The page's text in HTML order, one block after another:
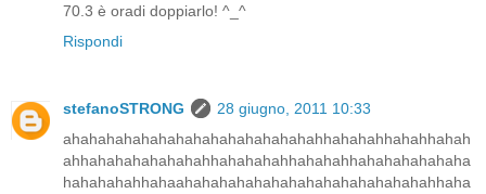
70.3 è oradi doppiarlo! ^_^
Rispondi
stefanoSTRONG
28 giugno, 2011 10:33
ahahahahahahahahahahahahahahahhahahahhahahhahah
ahhahahahahahahahhahahahahhahahahhahahahahahaha
hahahahahhahaahahahahahahahahahahahahahahahhaha